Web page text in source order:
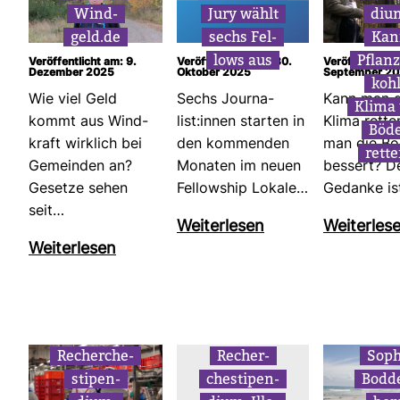
Wind­
geld.de
Ver­öf­fent­licht am: 9.
Dezember 2025
Wie viel Geld
kommt aus Wind­
kraft wirk­lich bei
Gemeinden an?
Gesetze sehen
seit…
Wei­ter­lesen
Jury wählt
sechs Fel­
lows aus
Ver­öf­fent­licht am: 30.
Oktober 2025
Sechs Jour­na­
list:innen starten in
den kom­menden
Monaten im neuen
Fel­low­ship Lokale…
Wei­ter­lesen
Klima
Ver­öf­fent­licht
Sep­tember
Kann man
Klima
man die
bes­sert?
Gedanke
Recher­che­
sti­pen­
Recher­
che­sti­pen­